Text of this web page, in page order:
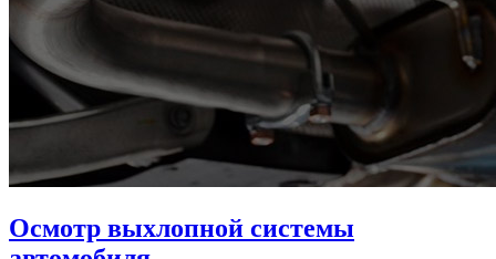
Осмотр выхлопной системы